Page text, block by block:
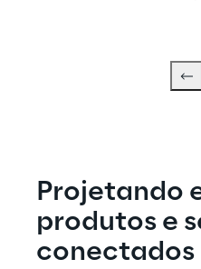
Projetando
produtos e
conectados